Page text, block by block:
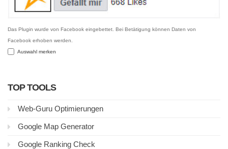
Das Plugin wurde von Facebook eingebettet. Bei Betätigung können Daten von
Facebook erhoben werden.
Auswahl merken
TOP TOOLS
Web-Guru Optimierungen
Google Map Generator
Google Ranking Check